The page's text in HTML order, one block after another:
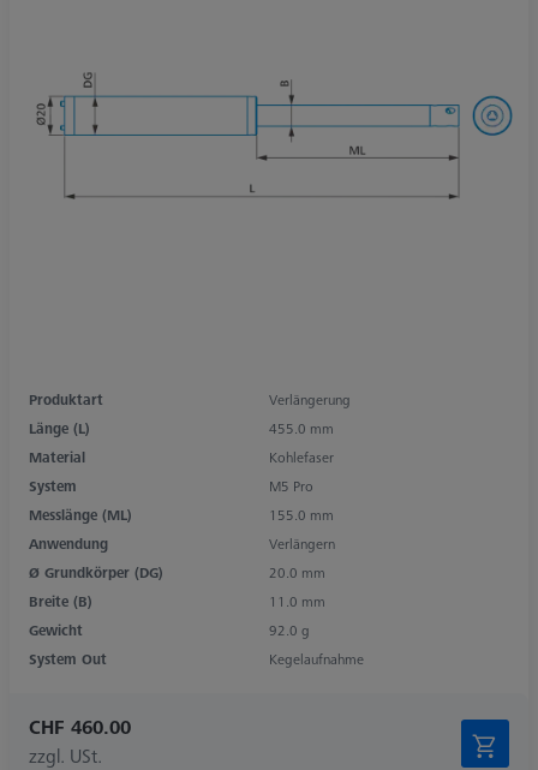
Produktart
Verlängerung
Länge (L)
455.0 mm
Material
Kohlefaser
System
M5 Pro
Messlänge (ML)
155.0 mm
Anwendung
Verlängern
Ø Grundkörper (DG)
20.0 mm
Breite (B)
11.0 mm
Gewicht
92.0 g
System Out
Kegelaufnahme
CHF 460.00
zzgl. USt.